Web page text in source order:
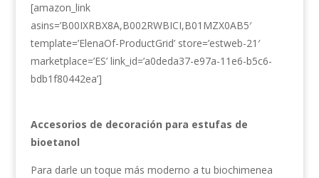
[amazon_link
asins=’B00IXRBX8A,B002RWBICI,B01MZX0AB5′
template=’ElenaOf-ProductGrid’ store=’estweb-21′
marketplace=’ES’ link_id=’a0deda37-e97a-11e6-b5c6-
bdb1f80442ea’]
Accesorios de decoración para estufas de
bioetanol
Para darle un toque más moderno a tu biochimenea